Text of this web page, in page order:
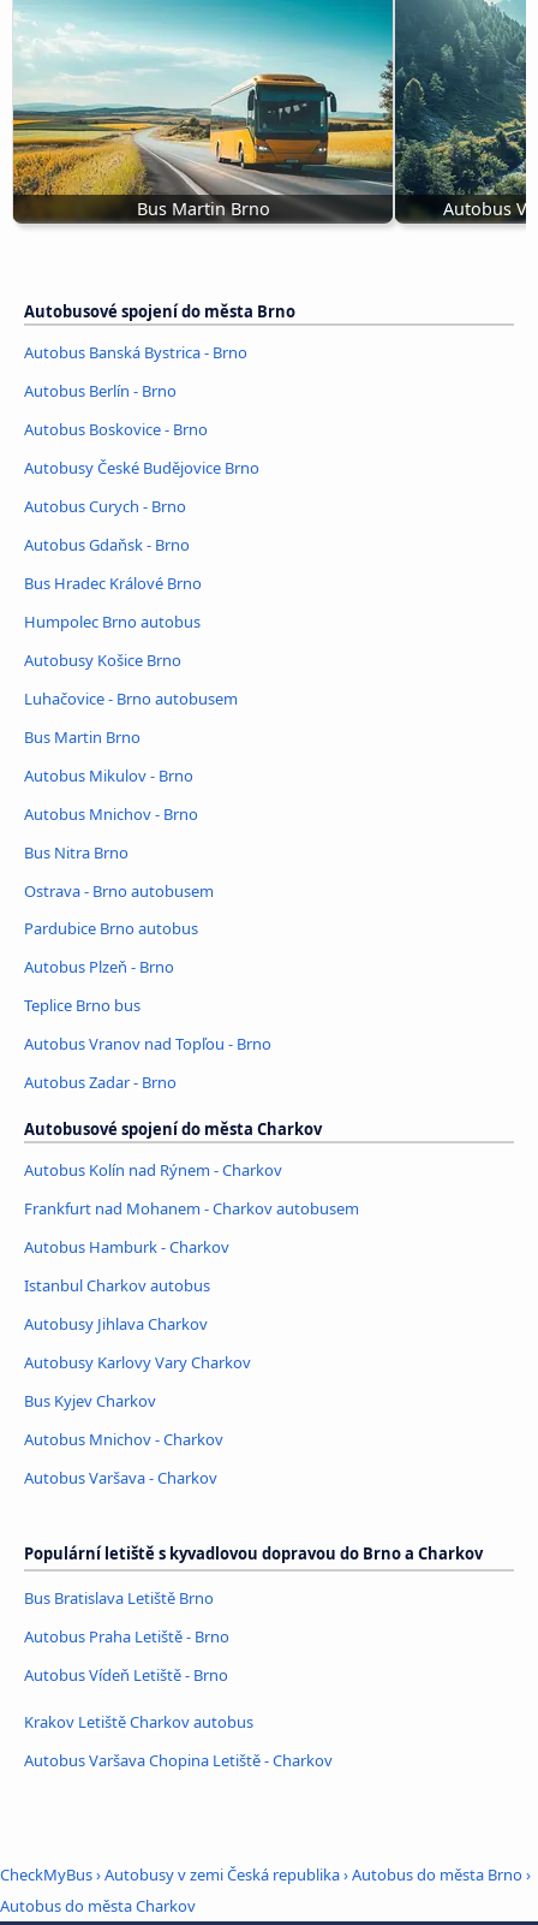
Bus Martin Brno Autobus
Autobusové spojení do města Brno
Autobus Banská Bystrica - Brno
Autobus Berlín - Brno
Autobus Boskovice - Brno
Autobusy České Budějovice Brno
Autobus Curych - Brno
Autobus Gdaňsk - Brno
Bus Hradec Králové Brno
Humpolec Brno autobus
Autobusy Košice Brno
Luhačovice - Brno autobusem
Bus Martin Brno
Autobus Mikulov - Brno
Autobus Mnichov - Brno
Bus Nitra Brno
Ostrava - Brno autobusem
Pardubice Brno autobus
Autobus Plzeň - Brno
Teplice Brno bus
Autobus Vranov nad Topľou - Brno
Autobus Zadar - Brno
Autobusové spojení do města Charkov
Autobus Kolín nad Rýnem - Charkov
Frankfurt nad Mohanem - Charkov autobusem
Autobus Hamburk - Charkov
Istanbul Charkov autobus
Autobusy Jihlava Charkov
Autobusy Karlovy Vary Charkov
Bus Kyjev Charkov
Autobus Mnichov - Charkov
Autobus Varšava - Charkov
Populární letiště s kyvadlovou dopravou do Brno a Charkov
Bus Bratislava Letiště Brno
Autobus Praha Letiště - Brno
Autobus Vídeň Letiště - Brno
Krakov Letiště Charkov autobus
Autobus Varšava Chopina Letiště - Charkov
CheckMyBus›Autobusy v zemi Česká republika›Autobus do města Brno›
Autobus do města Charkov